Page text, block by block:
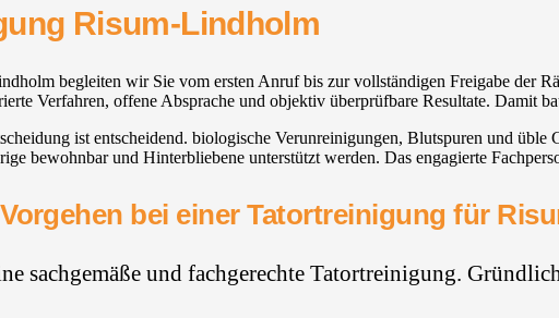
Risum-Lindholm
begleiten wir Sie vom ersten Anruf bis zur vollständigen Freigabe der
Verfahren, offene Absprache und objektiv überprüfbare Resultate. Damit
ist entscheidend. biologische Verunreinigungen, Blutspuren und üble
bewohnbar und Hinterbliebene unterstützt werden. Das engagierte
bei einer Tatortreinigung für
sachgemäße und fachgerechte Tatortreinigung.